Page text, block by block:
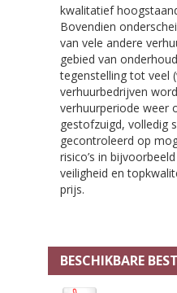
kwalitatief
Bovendien
van vele andere
gebied van
tegenstelling tot veel
verhuurbedrijven
verhuurperiode weer
gestofzuigd, volledig
gecontroleerd op
risico’s in
veiligheid en
prijs.
BESCHIKBARE